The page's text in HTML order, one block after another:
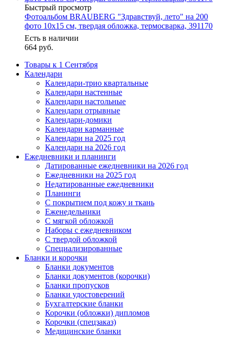
Быстрый просмотр
Фотоальбом BRAUBERG "Здравствуй, лето" на 200
фото 10х15 см, твердая обложка, термосварка, 391170
Есть в наличии
664 руб.
Товары к 1 Сентября
Календари
Календари-трио квартальные
Календари настенные
Календари настольные
Календари отрывные
Календари-домики
Календари карманные
Календари на 2025 год
Календари на 2026 год
Ежедневники и планинги
Датированные ежедневники на 2026 год
Ежедневники на 2025 год
Недатированные ежедневники
Планинги
С покрытием под кожу и ткань
Еженедельники
С мягкой обложкой
Наборы с ежедневником
С твердой обложкой
Специализированные
Бланки и корочки
Бланки документов
Бланки документов (корочки)
Бланки пропусков
Бланки удостоверений
Бухгалтерские бланки
Корочки (обложки) дипломов
Корочки (спецзаказ)
Медицинские бланки